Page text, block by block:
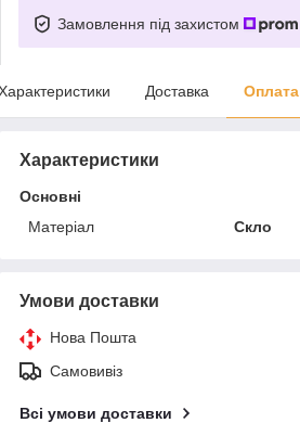
Замовлення під захистом
Доставка Оплата
Характеристики
Основні
Матеріал
Скло
Умови доставки
Нова Пошта
Самовивіз
Всі умови доставки